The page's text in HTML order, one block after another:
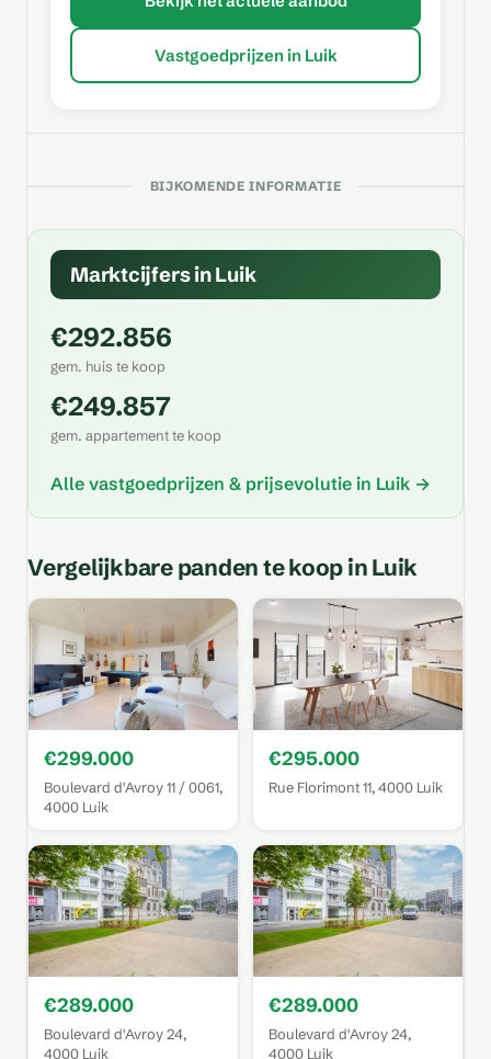
Vastgoedprijzen in Luik
BIJKOMENDE INFORMATIE
Marktcijfers in Luik
€292.856
gem. huis te koop
€249.857
gem. appartement te koop
Alle vastgoedprijzen & prijsevolutie in Luik →
Vergelijkbare panden te koop in Luik
€299.000
Boulevard d'Avroy 11 / 0061,
4000 Luik
€295.000
Rue Florimont 11, 4000 Luik
€289.000
Boulevard d'Avroy 24,
4000 Luik
€289.000
Boulevard d'Avroy 24,
4000 Luik